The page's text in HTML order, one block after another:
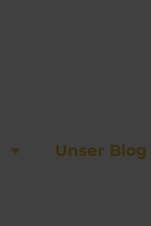
Unser Blog